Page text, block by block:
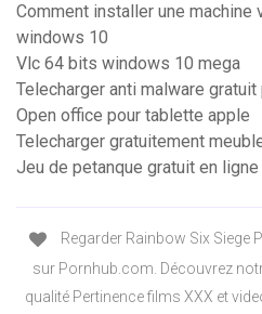
Comment installer une machine
windows 10
Vlc 64 bits windows 10 mega
Telecharger anti malware
Open office pour tablette apple
Telecharger gratuitement
Jeu de petanque gratuit en ligne
Regarder Rainbow Six Siege
sur Pornhub.com. Découvrez
qualité Pertinence films XXX et